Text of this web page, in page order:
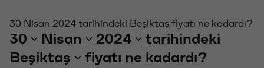
30 Nisan 2024 tarihindeki Beşiktaş fiyatı ne kadardı?
30 Nisan 2024
tarihindeki
Beşiktaş
fiyatı ne kadardı?